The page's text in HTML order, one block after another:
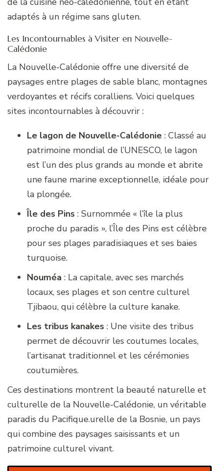
adaptés à un régime sans gluten.
Les Incontournables à Visiter en Nouvelle-
Calédonie
La Nouvelle-Calédonie offre une diversité de
paysages entre plages de sable blanc, montagnes
verdoyantes et récifs coralliens. Voici quelques
sites incontournables à découvrir :
Le lagon de Nouvelle-Calédonie : Classé au
patrimoine mondial de l’UNESCO, le lagon
est l’un des plus grands au monde et abrite
une faune marine exceptionnelle, idéale pour
la plongée.
Île des Pins : Surnommée « l’île la plus
proche du paradis », l’Île des Pins est célèbre
pour ses plages paradisiaques et ses baies
turquoise.
Nouméa : La capitale, avec ses marchés
locaux, ses plages et son centre culturel
Tjibaou, qui célèbre la culture kanake.
Les tribus kanakes : Une visite des tribus
permet de découvrir les coutumes locales,
l’artisanat traditionnel et les cérémonies
coutumières.
Ces destinations montrent la beauté naturelle et
culturelle de la Nouvelle-Calédonie, un véritable
paradis du Pacifique.urelle de la Bosnie, un pays
qui combine des paysages saisissants et un
patrimoine culturel vivant.